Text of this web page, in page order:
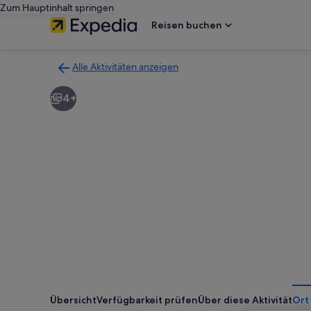
Zum Hauptinhalt springen
Reisen buchen
Alle Aktivitäten anzeigen
zur
Ergebnisseite
4+
ÜbersichtVerfügbarkeit prüfenÜber diese AktivitätOrt